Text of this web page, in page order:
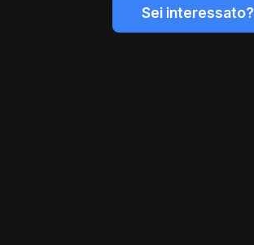
Sei interessato?